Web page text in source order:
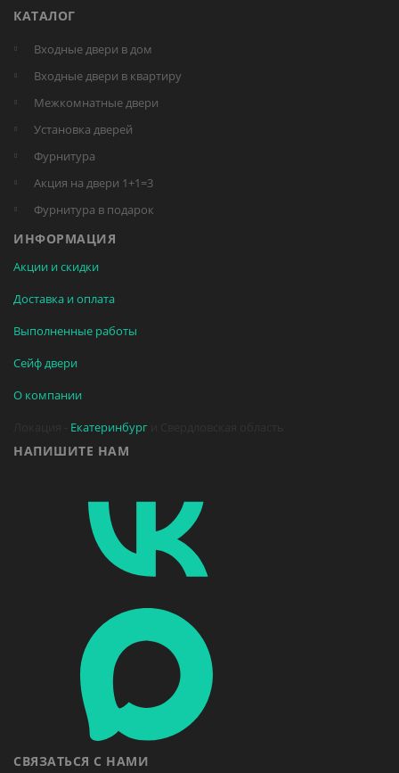
КАТАЛОГ
Входные двери в дом
Входные двери в квартиру
Межкомнатные двери
Установка дверей
Фурнитура
Акция на двери 1+1=3
Фурнитура в подарок
ИНФОРМАЦИЯ
Акции и скидки
Доставка и оплата
Выполненные работы
Сейф двери
О компании
Екатеринбург
НАПИШИТЕ НАМ
СВЯЗАТЬСЯ С НАМИ